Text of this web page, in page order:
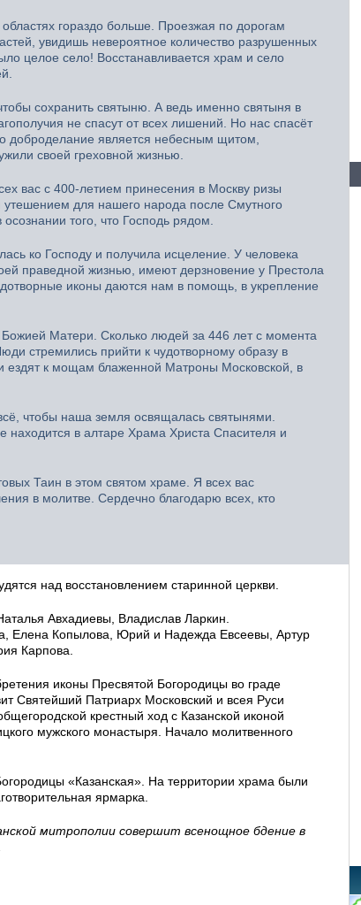
гораздо больше. Проезжая по дорогам
увидишь невероятное количество разрушенных
целое село! Восстанавливается храм и село
сохранить святыню. А ведь именно святыня в
не спасут от всех лишений. Но нас спасёт
доброделание является небесным щитом,
своей греховной жизнью.
вас с 400-летием принесения в Москву ризы
для нашего народа после Смутного
того, что Господь рядом.
ко Господу и получила исцеление. У человека
праведной жизнью, имеют дерзновение у Престола
иконы даются нам в помощь, в укрепление
Божией Матери. Сколько людей за 446 лет с момента
стремились прийти к чудотворному образу в
ездят к мощам блаженной Матроны Московской, в
чтобы наша земля освящалась святынями.
находится в алтаре Храма Христа Спасителя и
Таин в этом святом храме. Я всех вас
в молитве. Сердечно благодарю всех, кто
над восстановлением старинной церкви.
Авхадиевы, Владислав Ларкин.
Елена Копылова, Юрий и Надежда Евсеевы, Артур
Карпова.
иконы Пресвятой Богородицы во граде
Святейший Патриарх Московский и всея Руси
крестный ход с Казанской иконой
мужского монастыря. Начало молитвенного
«Казанская». На территории храма были
ярмарка.
митрополии совершит всенощное бдение в